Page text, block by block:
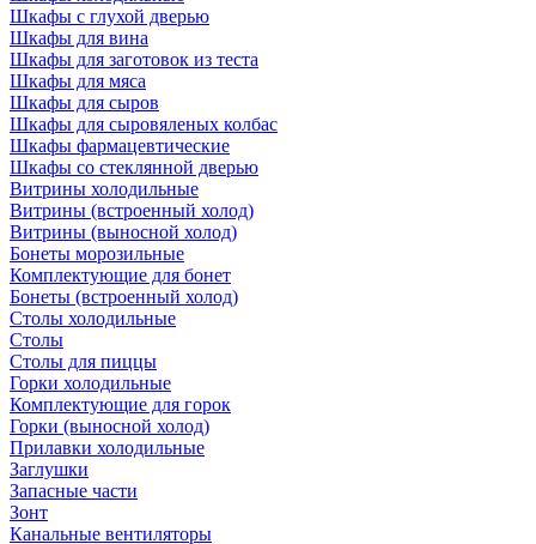
Шкафы с глухой дверью
Шкафы для вина
Шкафы для заготовок из теста
Шкафы для мяса
Шкафы для сыров
Шкафы для сыровяленых колбас
Шкафы фармацевтические
Шкафы со стеклянной дверью
Витрины холодильные
Витрины (встроенный холод)
Витрины (выносной холод)
Бонеты морозильные
Комплектующие для бонет
Бонеты (встроенный холод)
Столы холодильные
Столы
Столы для пиццы
Горки холодильные
Комплектующие для горок
Горки (выносной холод)
Прилавки холодильные
Заглушки
Запасные части
Зонт
Канальные вентиляторы